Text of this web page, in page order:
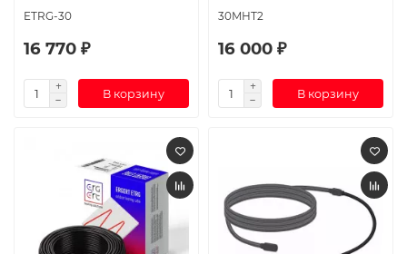
ETRG-30
16 770 ₽
В корзину
30МНТ2
16 000 ₽
В корзину